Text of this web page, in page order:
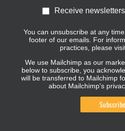
Receive
You can unsubscribe at any
footer of our emails. For
practices, please
We use Mailchimp as our
below to subscribe, you
will be transferred to Mailchimp
about Mailchimp's